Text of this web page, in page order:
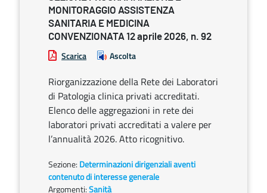
MONITORAGGIO ASSISTENZA
SANITARIA E MEDICINA
CONVENZIONATA 12 aprile 2026, n. 92
Scarica Ascolta
Riorganizzazione della Rete dei Laboratori
di Patologia clinica privati accreditati.
Elenco delle aggregazioni in rete dei
laboratori privati accreditati a valere per
l’annualità 2026. Atto ricognitivo.
Sezione: Determinazioni dirigenziali aventi
contenuto di interesse generale
Argomenti:Sanità